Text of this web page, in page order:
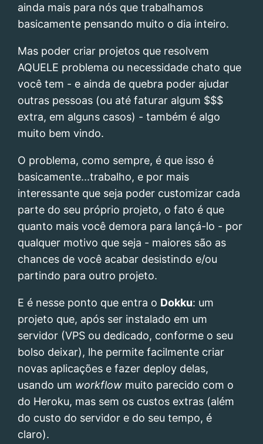
ainda mais para nós que trabalhamos
basicamente pensando muito o dia inteiro.
Mas poder criar projetos que resolvem
AQUELE problema ou necessidade chato que
você tem - e ainda de quebra poder ajudar
outras pessoas (ou até faturar algum $$$
extra, em alguns casos) - também é algo
muito bem vindo.
O problema, como sempre, é que isso é
basicamente...trabalho, e por mais
interessante que seja poder customizar cada
parte do seu próprio projeto, o fato é que
quanto mais você demora para lançá-lo - por
qualquer motivo que seja - maiores são as
chances de você acabar desistindo e/ou
partindo para outro projeto.
E é nesse ponto que entra o Dokku: um
projeto que, após ser instalado em um
servidor (VPS ou dedicado, conforme o seu
bolso deixar), lhe permite facilmente criar
novas aplicações e fazer deploy delas,
usando um workflow muito parecido com o
do Heroku, mas sem os custos extras (além
do custo do servidor e do seu tempo, é
claro).